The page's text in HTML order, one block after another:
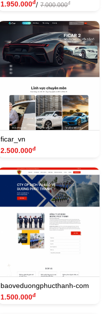
1.950.000đ/ 7.000.000đ
ficar_vn
2.500.000đ
baoveduongphucthanh-com
1.500.000đ